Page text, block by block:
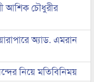
আশিক চৌধুরীর
অ্যাড. এমরান
নিয়ে মতিবিনিময়